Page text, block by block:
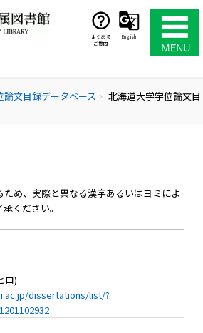
よくある
ご質問
English
文目録データベース chevron_right
北海道大学学位論文目
め、実際と異なる漢字あるいはヨミによ
ください。
ロ)
dissertations/list/?